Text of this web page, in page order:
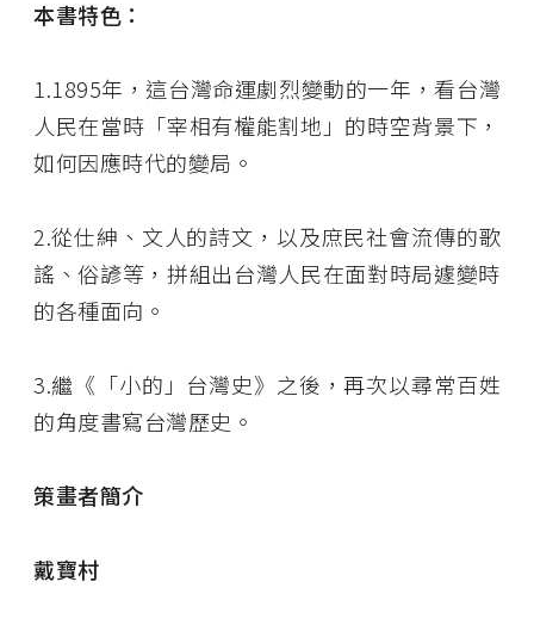
本書特色：
1.1895年，這台灣命運劇烈變動的一年，看台灣
人民在當時「宰相有權能割地」的時空背景下，
如何因應時代的變局。
2.從仕紳、文人的詩文，以及庶民社會流傳的歌
謠、俗諺等，拼組出台灣人民在面對時局遽變時
的各種面向。
3.繼《「小的」台灣史》之後，再次以尋常百姓
的角度書寫台灣歷史。
策畫者簡介
戴寶村